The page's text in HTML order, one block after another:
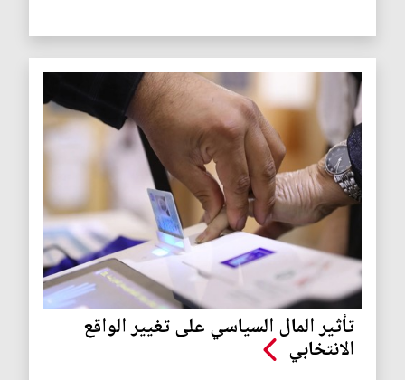
تأثير المال السياسي على تغيير الواقع
الانتخابي